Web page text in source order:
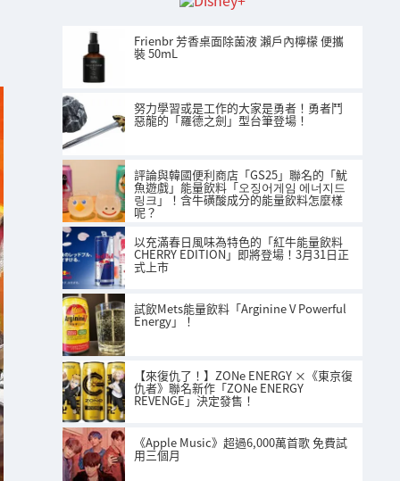
Frienbr 芳香桌面除菌液 瀨戶內檸檬 便攜
裝 50mL
努力學習或是工作的大家是勇者！勇者鬥
惡龍的「羅德之劍」型台筆登場！
評論與韓國便利商店「GS25」聯名的「魷
魚遊戲」能量飲料「오징어게임 에너지드
링크」！含牛磺酸成分的能量飲料怎麼樣
呢？
以充滿春日風味為特色的「紅牛能量飲料
CHERRY EDITION」即將登場！3月31日正
式上市
試飲Mets能量飲料「Arginine V Powerful
Energy」！
【來復仇了！】ZONe ENERGY ×《東京復
仇者》聯名新作「ZONe ENERGY
REVENGE」決定發售！
《Apple Music》超過6,000萬首歌 免費試
用三個月